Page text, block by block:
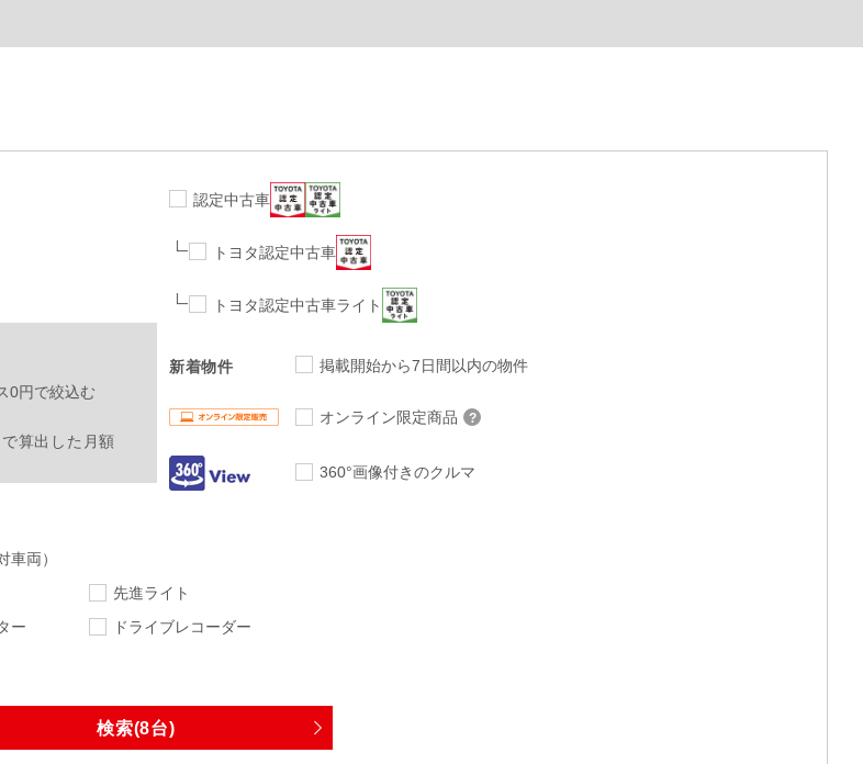
0円で絞込む
算出した月額
認定中古車
トヨタ認定中古車
トヨタ認定中古車ライト
新着物件 掲載開始から7日間以内の物件
オンライン限定商品
360°画像付きのクルマ
両）
先進ライト
ー ドライブレコーダー
なし 車検 指定なし